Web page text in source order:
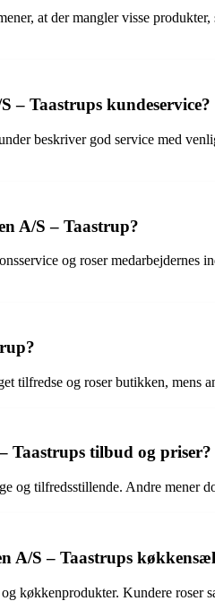
at der mangler visse
– Taastrups kundeservice?
beskriver god service med
A/S – Taastrup?
og roser medarbejdernes
tilfredse og roser butikken, mens
Taastrups tilbud og priser?
og tilfredsstillende. Andre mener
A/S – Taastrups
køkkenprodukter. Kundere